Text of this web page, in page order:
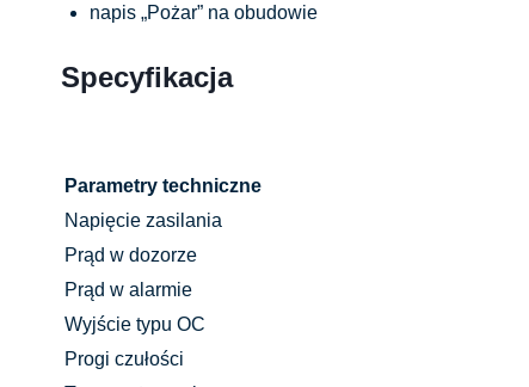
napis „Pożar” na obudowie
Specyfikacja
Parametry techniczne
Napięcie zasilania
Prąd w dozorze
Prąd w alarmie
Wyjście typu OC
Progi czułości